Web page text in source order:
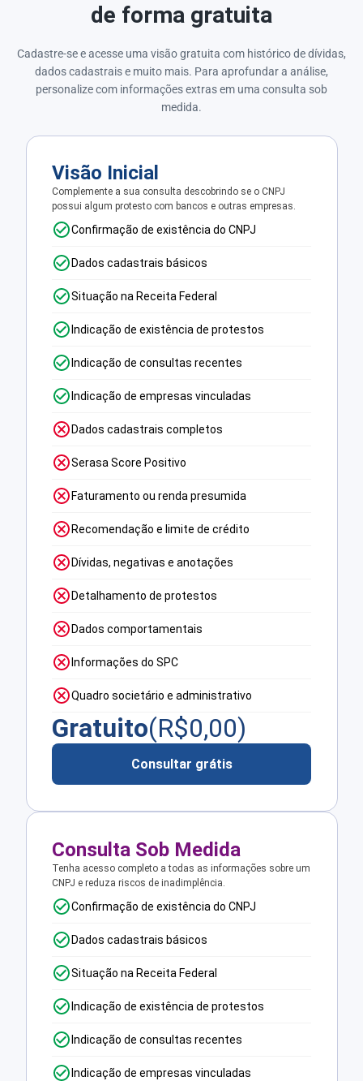
de forma gratuita
Cadastre-se e acesse uma visão gratuita com histórico de dívidas,
dados cadastrais e muito mais. Para aprofundar a análise,
personalize com informações extras em uma consulta sob
medida.
Visão Inicial
Complemente a sua consulta descobrindo se o CNPJ
possui algum protesto com bancos e outras empresas.
Confirmação de existência do CNPJ
Dados cadastrais básicos
Situação na Receita Federal
Indicação de existência de protestos
Indicação de consultas recentes
Indicação de empresas vinculadas
Dados cadastrais completos
Serasa Score Positivo
Faturamento ou renda presumida
Recomendação e limite de crédito
Dívidas, negativas e anotações
Detalhamento de protestos
Dados comportamentais
Informações do SPC
Quadro societário e administrativo
Gratuito(R$0,00)
Consultar grátis
Consulta Sob Medida
Tenha acesso completo a todas as informações sobre um
CNPJ e reduza riscos de inadimplência.
Confirmação de existência do CNPJ
Dados cadastrais básicos
Situação na Receita Federal
Indicação de existência de protestos
Indicação de consultas recentes
Indicação de empresas vinculadas